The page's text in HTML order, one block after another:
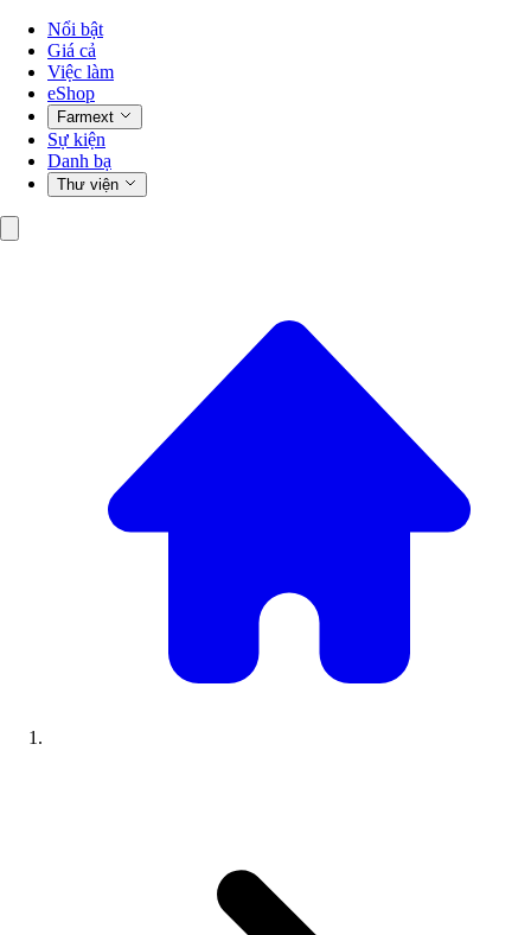
Nổi bật
Giá cả
Việc làm
eShop
Farmext
Sự kiện
Danh bạ
Thư viện